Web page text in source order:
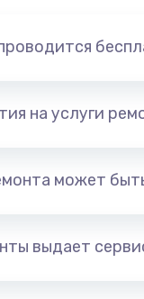
на услуги
может
выдает